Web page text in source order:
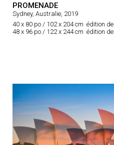
PROMENADE
Sydney, Australie, 2019
40 x 80 po / 102 x 204 cm édition
48 x 96 po / 122 x 244 cm édition de